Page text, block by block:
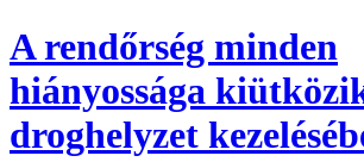
A rendőrség minden
hiányossága
droghelyzet